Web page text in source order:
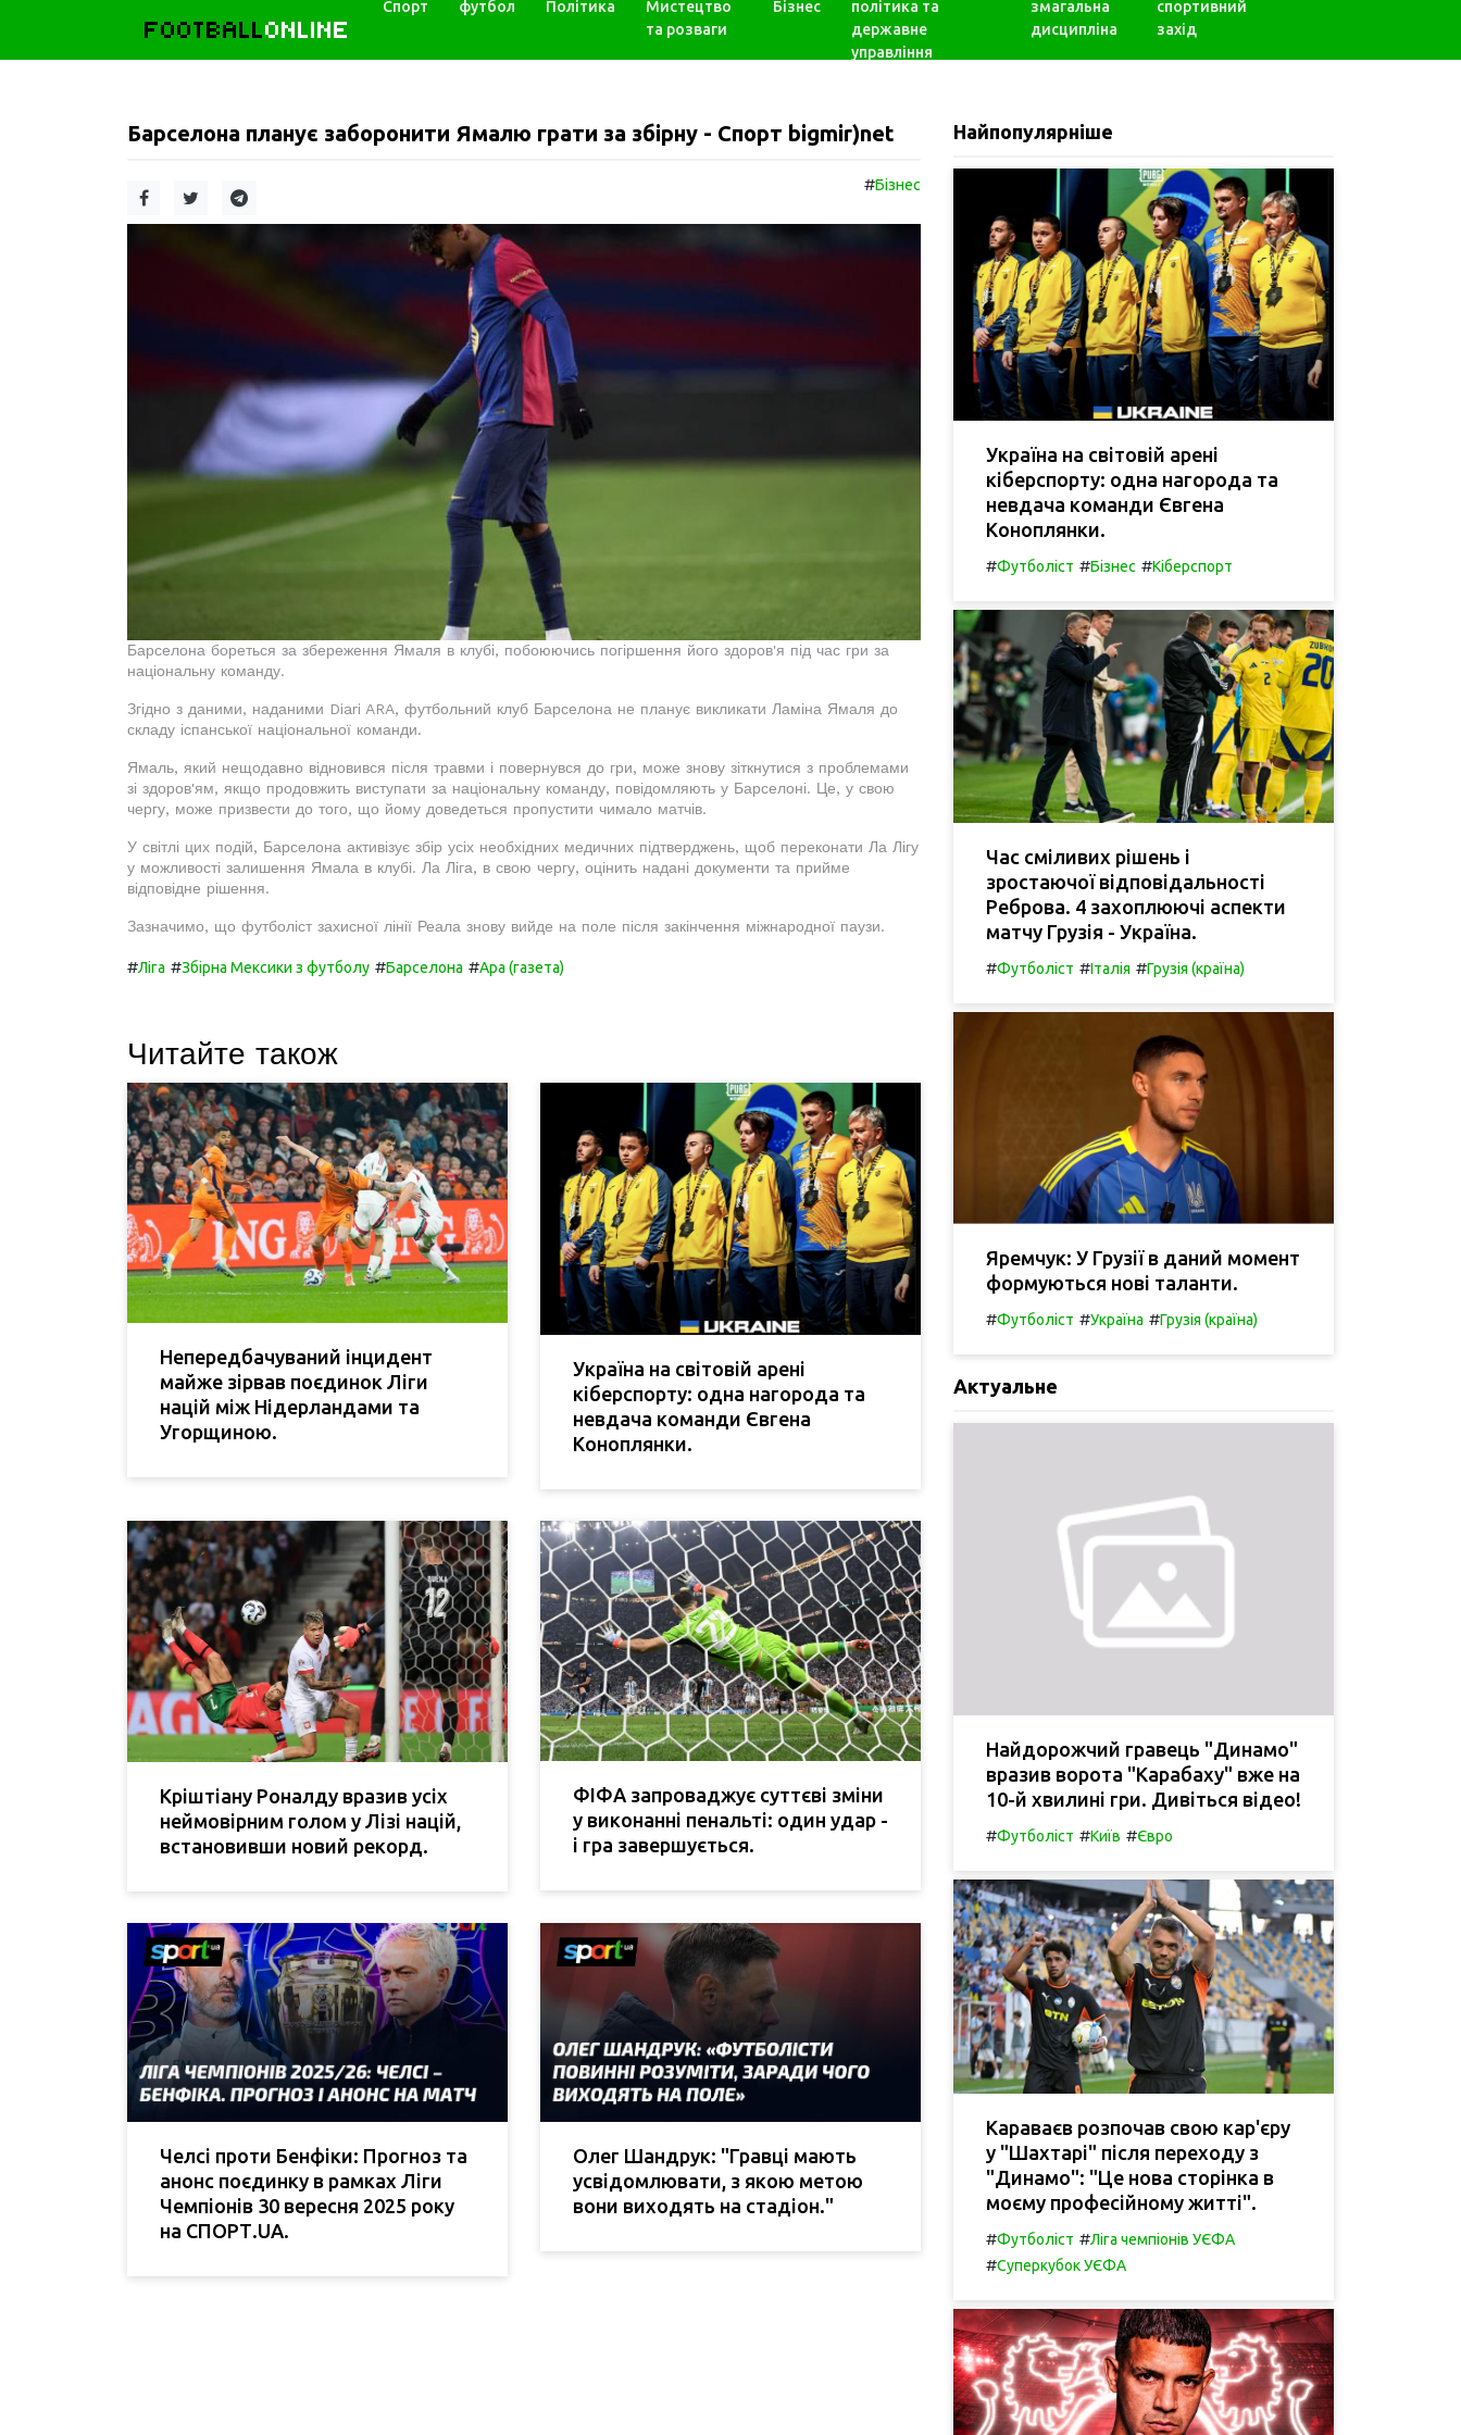
FOOTBALLONLINE
Спорт футбол Політика
Мистецтво
та розваги
Бізнес
політика та
державне
управління
змагальна
дисципліна
спортивний
захід
Барселона планує заборонити Ямалю грати за збірну - Спорт bigmir)net
#Бізнес
Барселона бореться за збереження Ямаля в клубі, побоюючись погіршення його здоров'я під час гри за
національну команду.
Згідно з даними, наданими Diari ARA, футбольний клуб Барселона не планує викликати Ламіна Ямаля до
складу іспанської національної команди.
Ямаль, який нещодавно відновився після травми і повернувся до гри, може знову зіткнутися з проблемами
зі здоров'ям, якщо продовжить виступати за національну команду, повідомляють у Барселоні. Це, у свою
чергу, може призвести до того, що йому доведеться пропустити чимало матчів.
У світлі цих подій, Барселона активізує збір усіх необхідних медичних підтверджень, щоб переконати Ла Лігу
у можливості залишення Ямала в клубі. Ла Ліга, в свою чергу, оцінить надані документи та прийме
відповідне рішення.
Зазначимо, що футболіст захисної лінії Реала знову вийде на поле після закінчення міжнародної паузи.
#Ліга #Збірна Мексики з футболу #Барселона #Ара (газета)
Читайте також
Непередбачуваний інцидент
майже зірвав поєдинок Ліги
націй між Нідерландами та
Угорщиною.
Україна на світовій арені
кіберспорту: одна нагорода та
невдача команди Євгена
Коноплянки.
Кріштіану Роналду вразив усіх
неймовірним голом у Лізі націй,
встановивши новий рекорд.
ФІФА запроваджує суттєві зміни
у виконанні пенальті: один удар -
і гра завершується.
Челсі проти Бенфіки: Прогноз та
анонс поєдинку в рамках Ліги
Чемпіонів 30 вересня 2025 року
на СПОРТ.UA.
Олег Шандрук: "Гравці мають
усвідомлювати, з якою метою
вони виходять на стадіон."
Найпопулярніше
Україна на світовій арені
кіберспорту: одна нагорода та
невдача команди Євгена
Коноплянки.
#Футболіст #Бізнес #Кіберспорт
Час сміливих рішень і
зростаючої відповідальності
Реброва. 4 захоплюючі аспекти
матчу Грузія - Україна.
#Футболіст #Італія #Грузія (країна)
Яремчук: У Грузії в даний момент
формуються нові таланти.
#Футболіст #Україна #Грузія (країна)
Актуальне
Найдорожчий гравець "Динамо"
вразив ворота "Карабаху" вже на
10-й хвилині гри. Дивіться відео!
#Футболіст #Київ #Євро
Караваєв розпочав свою кар'єру
у "Шахтарі" після переходу з
"Динамо": "Це нова сторінка в
моєму професійному житті".
#Футболіст #Ліга чемпіонів УЄФА
#Суперкубок УЄФА